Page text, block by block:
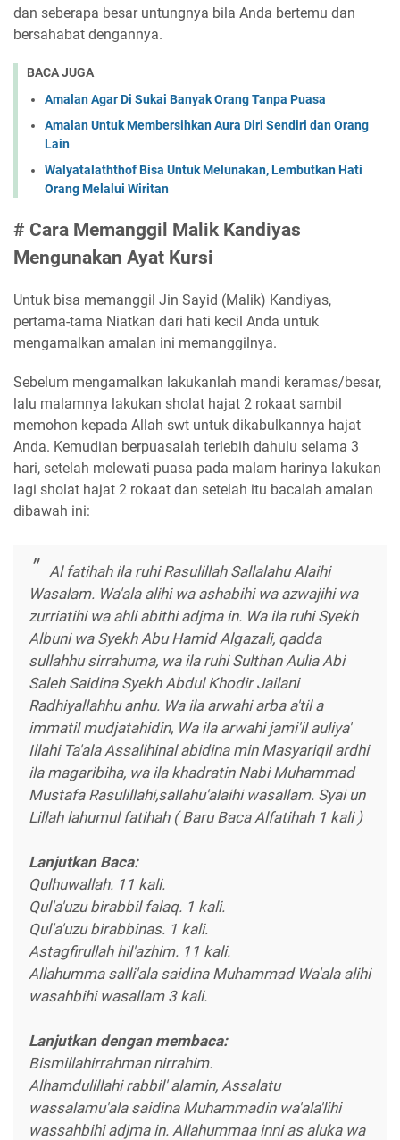
dan seberapa besar untungnya bila Anda bertemu dan
bersahabat dengannya.
BACA JUGA
Amalan Agar Di Sukai Banyak Orang Tanpa Puasa
Amalan Untuk Membersihkan Aura Diri Sendiri dan Orang
Lain
Walyatalaththof Bisa Untuk Melunakan, Lembutkan Hati
Orang Melalui Wiritan
# Cara Memanggil Malik Kandiyas
Mengunakan Ayat Kursi
Untuk bisa memanggil Jin Sayid (Malik) Kandiyas,
pertama-tama Niatkan dari hati kecil Anda untuk
mengamalkan amalan ini memanggilnya.
Sebelum mengamalkan lakukanlah mandi keramas/besar,
lalu malamnya lakukan sholat hajat 2 rokaat sambil
memohon kepada Allah swt untuk dikabulkannya hajat
Anda. Kemudian berpuasalah terlebih dahulu selama 3
hari, setelah melewati puasa pada malam harinya lakukan
lagi sholat hajat 2 rokaat dan setelah itu bacalah amalan
dibawah ini:
Al fatihah ila ruhi Rasulillah Sallalahu Alaihi
Wasalam. Wa'ala alihi wa ashabihi wa azwajihi wa
zurriatihi wa ahli abithi adjma in. Wa ila ruhi Syekh
Albuni wa Syekh Abu Hamid Algazali, qadda
sullahhu sirrahuma, wa ila ruhi Sulthan Aulia Abi
Saleh Saidina Syekh Abdul Khodir Jailani
Radhiyallahhu anhu. Wa ila arwahi arba a'til a
immatil mudjatahidin, Wa ila arwahi jami'il auliya'
Illahi Ta'ala Assalihinal abidina min Masyariqil ardhi
ila magaribiha, wa ila khadratin Nabi Muhammad
Mustafa Rasulillahi,sallahu'alaihi wasallam. Syai un
Lillah lahumul fatihah ( Baru Baca Alfatihah 1 kali )
Lanjutkan Baca:
Qulhuwallah. 11 kali.
Qul'a'uzu birabbil falaq. 1 kali.
Qul'a'uzu birabbinas. 1 kali.
Astagfirullah hil'azhim. 11 kali.
Allahumma salli'ala saidina Muhammad Wa'ala alihi
wasahbihi wasallam 3 kali.
Lanjutkan dengan membaca:
Bismillahirrahman nirrahim.
Alhamdulillahi rabbil' alamin, Assalatu
wassalamu'ala saidina Muhammadin wa'ala'lihi
wassahbihi adjma in. Allahummaa inni as aluka wa